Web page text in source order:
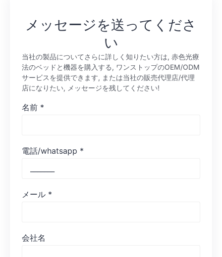
メッセージを送ってくださ
い
当社の製品についてさらに詳しく知りたい方は, 赤色光療
法のベッドと機器を購入する, ワンストップのOEM/ODM
サービスを提供できます, または当社の販売代理店/代理
店になりたい, メッセージを残してください!
名前 *
電話/whatsapp *
メール *
会社名